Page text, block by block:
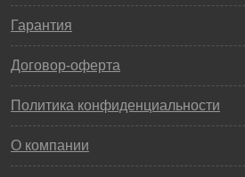
Гарантия
Договор-оферта
Политика конфиденциальности
О компании